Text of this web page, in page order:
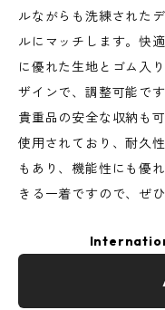
ルながらも洗練された
ルにマッチします。快
に優れた生地とゴム入
ザインで、調整可能で
貴重品の安全な収納も
使用されており、耐久
もあり、機能性にも優
きる一着ですので、ぜ